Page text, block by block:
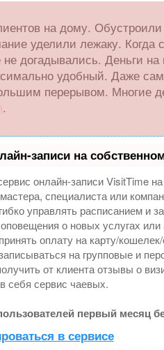
на дому.
уделили лежаку. Когда
догадывались. Деньги
удобный. Даже
перерывом. Многие
.
записи на
онлайн-записи VisitTime
специалиста или
управлять расписанием и
о новых услугах или
оплату на карту/кошелек/
на групповые и
от клиента отзывы о
себя сервис чаевых.
первый месяц
в сервисе